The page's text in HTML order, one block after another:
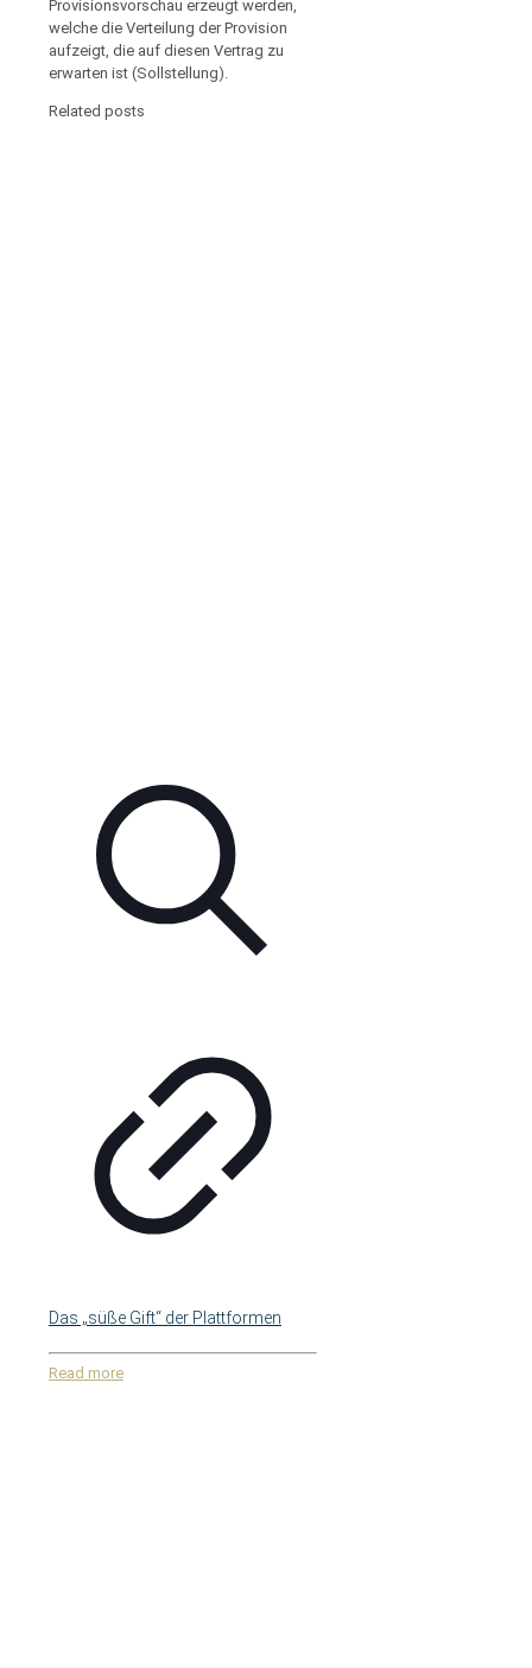
Provisionsvorschau erzeugt werden,
welche die Verteilung der Provision
aufzeigt, die auf diesen Vertrag zu
erwarten ist (Sollstellung).
Related posts
Das „süße Gift“ der Plattformen
Read more